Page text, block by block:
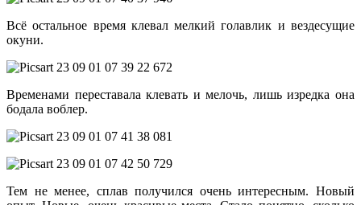
Всё остальное время клевал мелкий голавлик и вездесущие
окуни.
Временами переставала клевать и мелочь, лишь изредка она
бодала воблер.
Тем не менее, сплав получился очень интересным. Новый